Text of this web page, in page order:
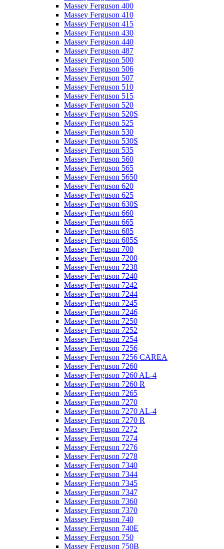
Massey Ferguson 400
Massey Ferguson 410
Massey Ferguson 415
Massey Ferguson 430
Massey Ferguson 440
Massey Ferguson 487
Massey Ferguson 500
Massey Ferguson 506
Massey Ferguson 507
Massey Ferguson 510
Massey Ferguson 515
Massey Ferguson 520
Massey Ferguson 520S
Massey Ferguson 525
Massey Ferguson 530
Massey Ferguson 530S
Massey Ferguson 535
Massey Ferguson 560
Massey Ferguson 565
Massey Ferguson 5650
Massey Ferguson 620
Massey Ferguson 625
Massey Ferguson 630S
Massey Ferguson 660
Massey Ferguson 665
Massey Ferguson 685
Massey Ferguson 685S
Massey Ferguson 700
Massey Ferguson 7200
Massey Ferguson 7238
Massey Ferguson 7240
Massey Ferguson 7242
Massey Ferguson 7244
Massey Ferguson 7245
Massey Ferguson 7246
Massey Ferguson 7250
Massey Ferguson 7252
Massey Ferguson 7254
Massey Ferguson 7256
Massey Ferguson 7256 CAREA
Massey Ferguson 7260
Massey Ferguson 7260 AL-4
Massey Ferguson 7260 R
Massey Ferguson 7265
Massey Ferguson 7270
Massey Ferguson 7270 AL-4
Massey Ferguson 7270 R
Massey Ferguson 7272
Massey Ferguson 7274
Massey Ferguson 7276
Massey Ferguson 7278
Massey Ferguson 7340
Massey Ferguson 7344
Massey Ferguson 7345
Massey Ferguson 7347
Massey Ferguson 7360
Massey Ferguson 7370
Massey Ferguson 740
Massey Ferguson 740E
Massey Ferguson 750
Massey Ferguson 750B